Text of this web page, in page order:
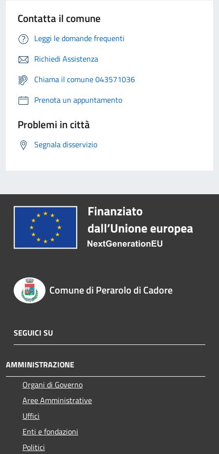
Contatta il comune
Leggi le domande frequenti
Richiedi Assistenza
Chiama il comune 043571036
Prenota un appuntamento
Problemi in città
Segnala disservizio
Comune di Perarolo di Cadore
SEGUICI SU
AMMINISTRAZIONE
Organi di Governo
Aree Amministrative
Uffici
Enti e fondazioni
Politici